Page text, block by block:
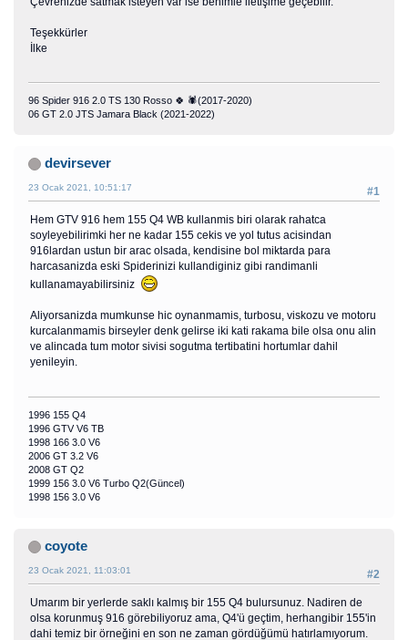
Teşekkürler
İlke
96 Spider 916 2.0 TS 130 Rosso 🍀 🕷(2017-2020)
06 GT 2.0 JTS Jamara Black (2021-2022)
devirsever
#1
23 Ocak 2021, 10:51:17
Hem GTV 916 hem 155 Q4 WB kullanmis biri olarak rahatca
soyleyebilirimki her ne kadar 155 cekis ve yol tutus acisindan
916lardan ustun bir arac olsada, kendisine bol miktarda para
harcasanizda eski Spiderinizi kullandiginiz gibi randimanli
kullanamayabilirsiniz
Aliyorsanizda mumkunse hic oynanmamis, turbosu, viskozu ve motoru
kurcalanmamis birseyler denk gelirse iki kati rakama bile olsa onu alin
ve alincada tum motor sivisi sogutma tertibatini hortumlar dahil
yenileyin.
1996 155 Q4
1996 GTV V6 TB
1998 166 3.0 V6
2006 GT 3.2 V6
2008 GT Q2
1999 156 3.0 V6 Turbo Q2(Güncel)
1998 156 3.0 V6
coyote
#2
23 Ocak 2021, 11:03:01
Umarım bir yerlerde saklı kalmış bir 155 Q4 bulursunuz. Nadiren de
olsa korunmuş 916 görebiliyoruz ama, Q4'ü geçtim, herhangibir 155'in
dahi temiz bir örneğini en son ne zaman gördüğümü hatırlamıyorum.